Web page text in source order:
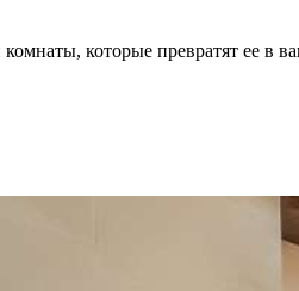
которые превратят ее в